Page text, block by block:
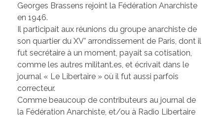
Georges Brassens rejoint la Fédération Anarchiste
en 1946.
Il participait aux réunions du groupe anarchiste de
son quartier du XV° arrondissement de Paris, dont il
fut secrétaire à un moment, payait sa cotisation,
comme les autres militant.es, et écrivait dans le
journal « Le Libertaire » où il fut aussi parfois
correcteur.
Comme beaucoup de contributeurs au journal de
la Fédération Anarchiste, et/ou à Radio Libertaire